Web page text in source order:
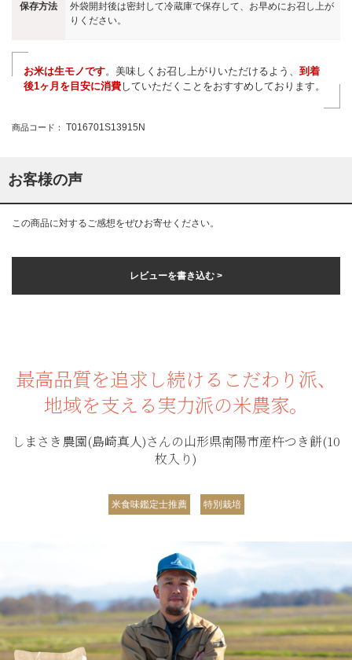
保存方法
外袋開封後は密封して冷蔵庫で保存して、お早めにお召し上が
りください。
お米は生モノです。美味しくお召し上がりいただけるよう、 到着
後1ヶ月を目安に消費していただくことをおすすめしております。
商品コード： T016701S13915N
お客様の声
この商品に対するご感想をぜひお寄せください。
レビューを書き込む >
最高品質を追求し続けるこだわり派、
地域を支える実力派の米農家。
しまさき農園(島崎真人)さんの山形県南陽市産杵つき餅(10
枚入り)
米食味鑑定士推薦 特別栽培